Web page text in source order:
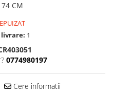
74 CM
1
0774980197
Cere informatii